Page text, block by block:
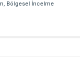
Bölgesel İncelme